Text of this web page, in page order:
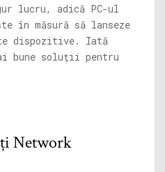
lucru, adică PC-ul
în măsură să lanseze
dispozitive. Iată
bune soluții pentru
Network